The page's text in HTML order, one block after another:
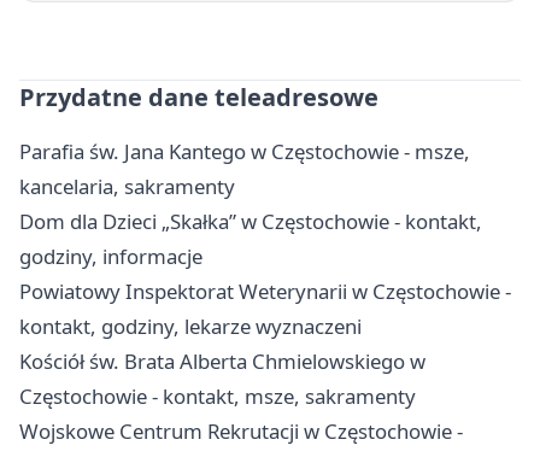
Przydatne dane teleadresowe
Parafia św. Jana Kantego w Częstochowie - msze,
kancelaria, sakramenty
Dom dla Dzieci „Skałka” w Częstochowie - kontakt,
godziny, informacje
Powiatowy Inspektorat Weterynarii w Częstochowie -
kontakt, godziny, lekarze wyznaczeni
Kościół św. Brata Alberta Chmielowskiego w
Częstochowie - kontakt, msze, sakramenty
Wojskowe Centrum Rekrutacji w Częstochowie -